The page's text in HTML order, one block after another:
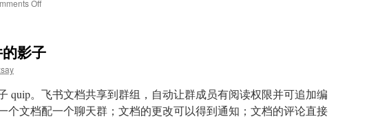
Offon
口
影子
quip。飞书文档共享到群组，自动让群成员有阅读权限并可追加编
个文档配一个聊天群；文档的更改可以得到通知；文档的评论直接